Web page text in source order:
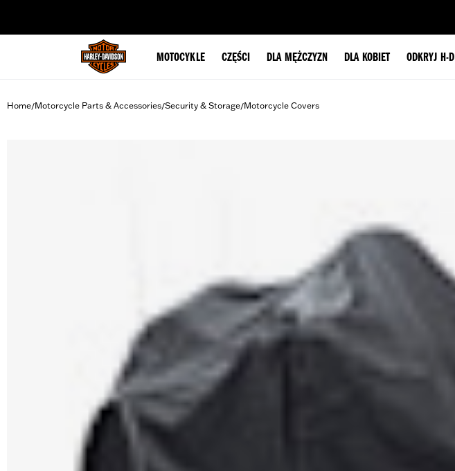
MOTOCYKLE CZĘŚCI DLA MĘŻCZYZN DLA KOBIET ODKRYJ H-D
Home/Motorcycle Parts & Accessories/Security & Storage/Motorcycle Covers